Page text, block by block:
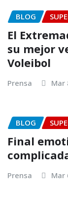
BLOG
El
su mejor
Voleibol
Prensa Mar
BLOG
Final
Prensa Mar